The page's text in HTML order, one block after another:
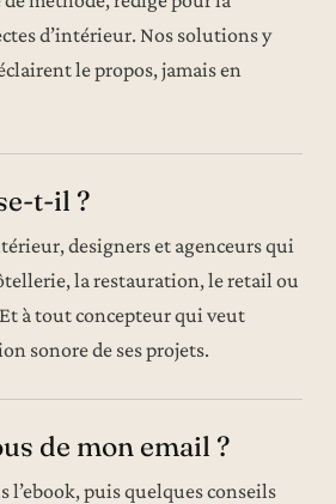
d’intérieur. Nos solutions y
le propos, jamais en
t-il ?
designers et agenceurs qui
la restauration, le retail ou
à tout concepteur qui veut
sonore de ses projets.
de mon email ?
l’ebook, puis quelques conseils